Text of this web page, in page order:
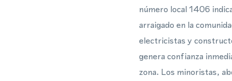
número local 1406
arraigado en la
electricistas y
genera confianza
zona. Los minoristas,